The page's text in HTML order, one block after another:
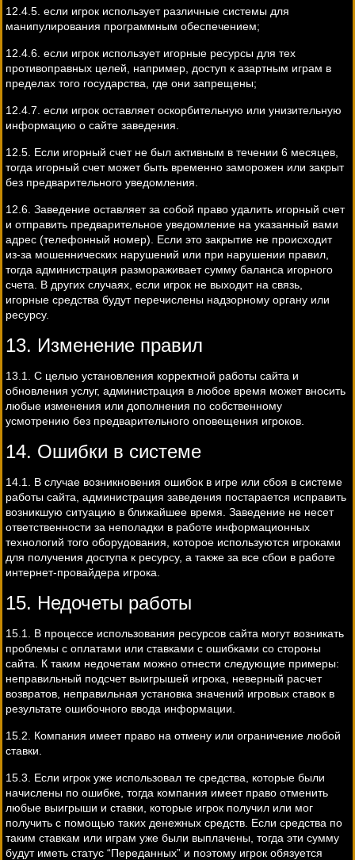
12.4.5. если игрок использует различные системы для
манипулирования программным обеспечением;
12.4.6. если игрок использует игорные ресурсы для тех
противоправных целей, например, доступ к азартным играм в
пределах того государства, где они запрещены;
12.4.7. если игрок оставляет оскорбительную или унизительную
информацию о сайте заведения.
12.5. Если игорный счет не был активным в течении 6 месяцев,
тогда игорный счет может быть временно заморожен или закрыт
без предварительного уведомления.
12.6. Заведение оставляет за собой право удалить игорный счет
и отправить предварительное уведомление на указанный вами
адрес (телефонный номер). Если это закрытие не происходит
из-за мошеннических нарушений или при нарушении правил,
тогда администрация размораживает сумму баланса игорного
счета. В других случаях, если игрок не выходит на связь,
игорные средства будут перечислены надзорному органу или
ресурсу.
13. Изменение правил
13.1. С целью установления корректной работы сайта и
обновления услуг, администрация в любое время может вносить
любые изменения или дополнения по собственному
усмотрению без предварительного оповещения игроков.
14. Ошибки в системе
14.1. В случае возникновения ошибок в игре или сбоя в системе
работы сайта, администрация заведения постарается исправить
возникшую ситуацию в ближайшее время. Заведение не несет
ответственности за неполадки в работе информационных
технологий того оборудования, которое используются игроками
для получения доступа к ресурсу, а также за все сбои в работе
интернет-провайдера игрока.
15. Недочеты работы
15.1. В процессе использования ресурсов сайта могут возникать
проблемы с оплатами или ставками с ошибками со стороны
сайта. К таким недочетам можно отнести следующие примеры:
неправильный подсчет выигрышей игрока, неверный расчет
возвратов, неправильная установка значений игровых ставок в
результате ошибочного ввода информации.
15.2. Компания имеет право на отмену или ограничение любой
ставки.
15.3. Если игрок уже использовал те средства, которые были
начислены по ошибке, тогда компания имеет право отменить
любые выигрыши и ставки, которые игрок получил или мог
получить с помощью таких денежных средств. Если средства по
таким ставкам или играм уже были выплачены, тогда эти сумму
будут иметь статус “Переданных” и поэтому игрок обязуется